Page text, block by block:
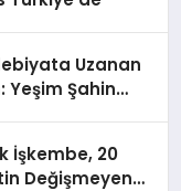
Uzanan
Yeşim Şahin
İşkembe, 20
Değişmeyen